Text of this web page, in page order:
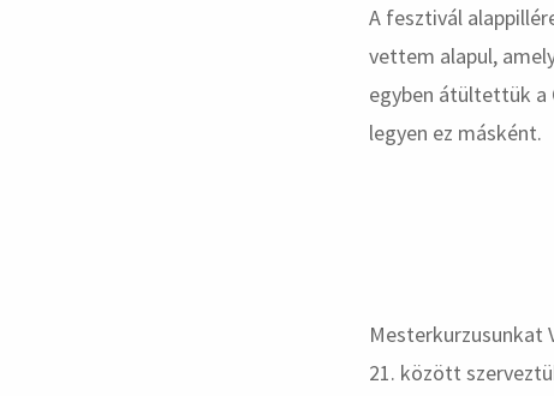
A fesztivál
vettem alapul,
egyben átültettük a
legyen ez másként.
Mesterkurzusunkat
21. között